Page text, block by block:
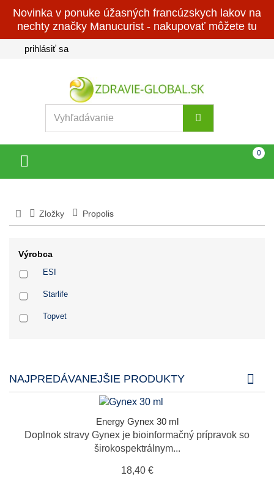
Novinka v ponuke úžasných francúzskych lakov na
nechty značky Manucurist - nakupovať môžete tu
prihlásiť sa
Košík0
(prázdny)
Toggle
navigation
Zložky Propolis
Výrobca
ESI
Starlife
Topvet
NAJPREDÁVANEJŠIE PRODUKTY
Energy Gynex 30 ml
Doplnok stravy Gynex je bioinformačný prípravok so
širokospektrálnym...
18,40 €